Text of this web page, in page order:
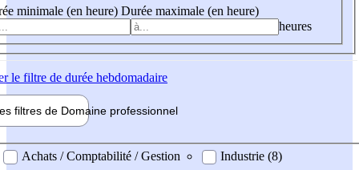
minimale (en heure) Durée maximale (en heure)
heures
le filtre de durée hebdomadaire
filtres de Domaine professionnel
professionel
Achats / Comptabilité / Gestion
Industrie (8)